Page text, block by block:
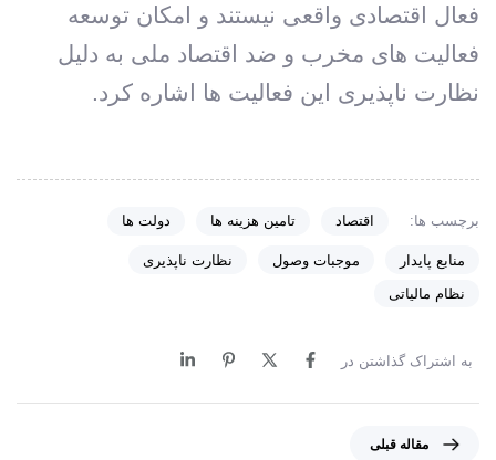
فعال اقتصادی واقعی نیستند و امکان توسعه
فعالیت های مخرب و ضد اقتصاد ملی به دلیل
نظارت ناپذیری این فعالیت ها اشاره کرد.
برچسب ها: اقتصاد تامین هزینه ها دولت ها
منابع پایدار موجبات وصول نظارت ناپذیری
نظام مالیاتی
به اشتراک گذاشتن در
مقاله قبلی